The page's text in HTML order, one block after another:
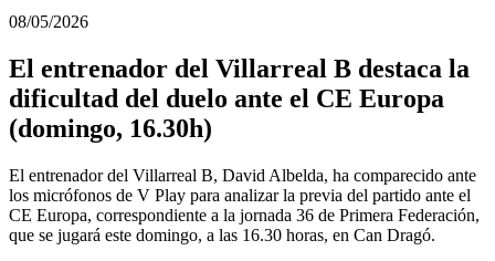
08/05/2026
El entrenador del Villarreal B destaca la
dificultad del duelo ante el CE Europa
(domingo, 16.30h)
El entrenador del Villarreal B, David Albelda, ha comparecido ante
los micrófonos de V Play para analizar la previa del partido ante el
CE Europa, correspondiente a la jornada 36 de Primera Federación,
que se jugará este domingo, a las 16.30 horas, en Can Dragó.